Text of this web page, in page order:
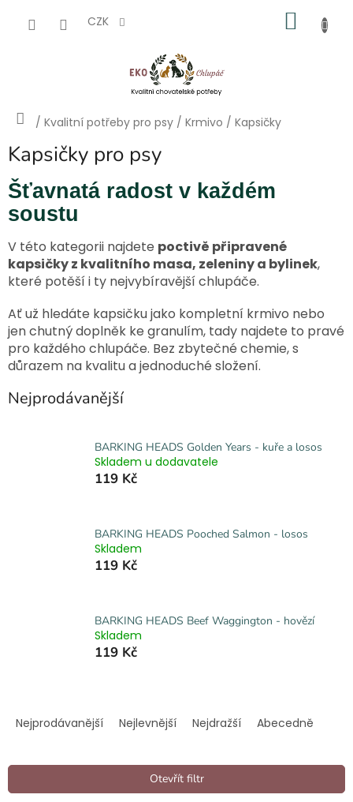
CZK
Domů
/ Kvalitní potřeby pro psy / Krmivo / Kapsičky
Kapsičky pro psy
Šťavnatá radost v každém
soustu
V této kategorii najdete poctivě připravené
kapsičky z kvalitního masa, zeleniny a bylinek,
které potěší i ty nejvybíravější chlupáče.
Ať už hledáte kapsičku jako kompletní krmivo nebo
jen chutný doplněk ke granulím, tady najdete to pravé
pro každého chlupáče. Bez zbytečné chemie, s
důrazem na kvalitu a jednoduché složení.
Nejprodávanější
BARKING HEADS Golden Years - kuře a losos
Skladem u dodavatele
119 Kč
BARKING HEADS Pooched Salmon - losos
Skladem
119 Kč
BARKING HEADS Beef Waggington - hovězí
Skladem
119 Kč
n
í
Nejprodávanější Nejlevnější Nejdražší Abecedně
Otevřít filtr